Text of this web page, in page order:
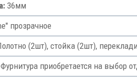
36мм
прозрачное
(2шт), стойка (2шт),
приобретается на выбор